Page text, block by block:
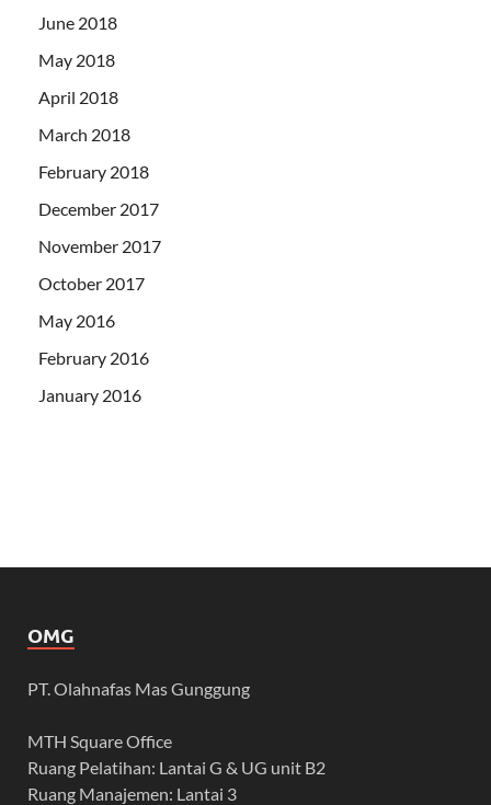
June 2018
May 2018
April 2018
March 2018
February 2018
December 2017
November 2017
October 2017
May 2016
February 2016
January 2016
OMG
PT. Olahnafas Mas Gunggung
MTH Square Office
Ruang Pelatihan: Lantai G & UG unit B2
Ruang Manajemen: Lantai 3